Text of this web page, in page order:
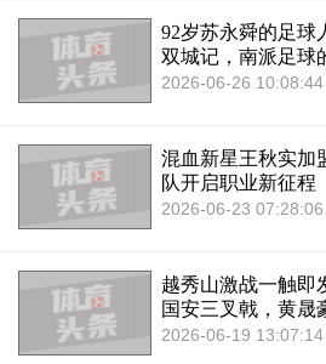
92岁苏永舜的足球
双城记，南派足球
2026-06-26 10:08:44
混血新星王秋实加
队开启职业新征程
2026-06-23 07:28:06
越秀山激战一触即
国安三叉戟，黄晟
2026-06-19 13:07:14